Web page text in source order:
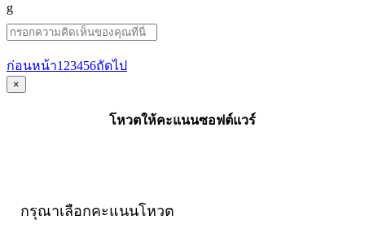
g
ก่อนหน้า1 23456ถัดไป
×
โหวตให้คะแนนซอฟต์แวร์
กรุณาเลือกคะแนนโหวต